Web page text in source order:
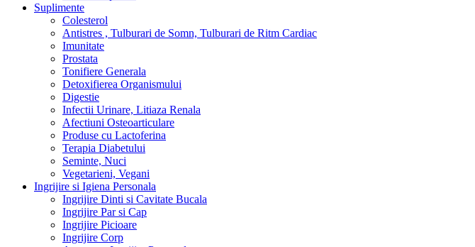
Suplimente
Colesterol
Antistres , Tulburari de Somn, Tulburari de Ritm Cardiac
Imunitate
Prostata
Tonifiere Generala
Detoxifierea Organismului
Digestie
Infectii Urinare, Litiaza Renala
Afectiuni Osteoarticulare
Produse cu Lactoferina
Terapia Diabetului
Seminte, Nuci
Vegetarieni, Vegani
Ingrijire si Igiena Personala
Ingrijire Dinti si Cavitate Bucala
Ingrijire Par si Cap
Ingrijire Picioare
Ingrijire Corp